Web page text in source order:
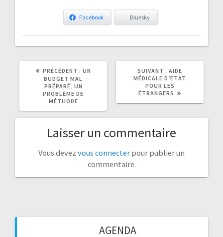
Facebook Bluesky
PRÉCÉDENT :
ARTICLE
PRÉCÉDENT
UN
BUDGET MAL
PRÉPARÉ, UN
PROBLÈME DE
MÉTHODE
SUIVANT :
ARTICLE
SUIVANT
AIDE
MÉDICALE D’ETAT
POUR LES
ÉTRANGERS
Laisser un commentaire
Vous devez vous connecter pour publier un
commentaire.
AGENDA